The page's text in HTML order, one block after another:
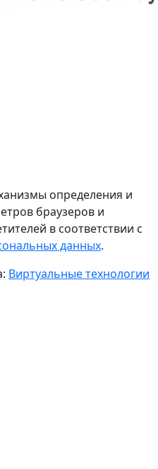
определения и
браузеров и
в соответствии с
данных.
Виртуальные технологии